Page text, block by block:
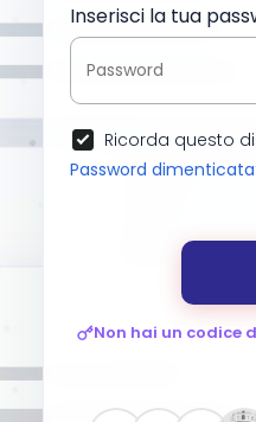
Inserisci la tua
Ricorda questo
Password
Non hai un codice